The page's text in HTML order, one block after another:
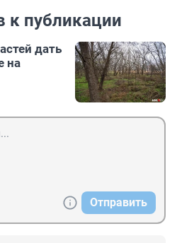
к публикации
дать
на
Отправить